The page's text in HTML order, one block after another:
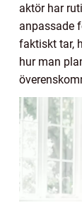
aktör har
anpassade
faktiskt tar,
hur man